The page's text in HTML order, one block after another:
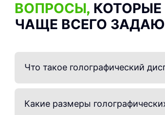
ВОПРОСЫ, КОТОРЫЕ
ЧАЩЕ ВСЕГО
Что такое голографический
Голографический дисплей —
светодиодов, микросхем и ПО
Какие размеры